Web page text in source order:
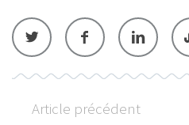
Article précédent